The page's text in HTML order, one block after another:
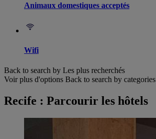
Animaux domestiques acceptés
Wifi
Back to search by Les plus recherchés
Voir plus d'options Back to search by categories
Recife : Parcourir les hôtels